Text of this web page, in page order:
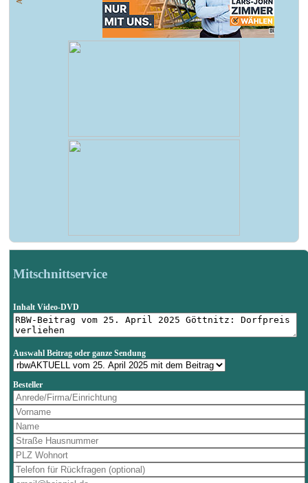
Mitschnittservice
Inhalt Video-DVD
Auswahl Beitrag oder ganze Sendung
Besteller